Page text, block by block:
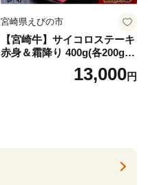
宮崎県えびの市
【宮崎牛】サイコロステーキ
赤身＆霜降り 400g(各200g×
１P 計2P) 真空パック 冷凍
13,000円